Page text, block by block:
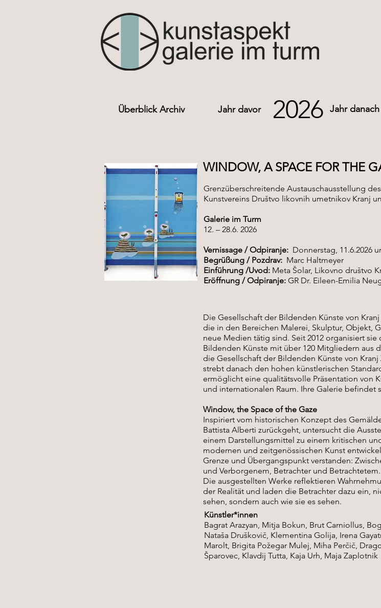
Überblick Archiv Jahr davor 2026 Jahr danach
WINDOW, A SPACE FOR THE
Grenzüberschreitende Austauschausstellung
Kunstvereins Društvo likovnih umetnikov Kranj
Galerie im Turm
12. – 28.6. 2026
Vernissage / Odpiranje:Donnerstag, 11.6.2026
Begrüßung / Pozdrav:Marc Haltmeyer
Einführung /Uvod: Meta Šolar, Likovno društvo
Eröffnung / Odpiranje:GR Dr. Eileen-Emilia
Die Gesellschaft der Bildenden Künste von
die in den Bereichen Malerei, Skulptur, Objekt,
neue Medien tätig sind. Seit 2012 organisiert sie
Bildenden Künste mit über 120 Mitgliedern aus
die Gesellschaft der Bildenden Künste von
strebt danach den hohen künstlerischen
ermöglicht eine qualitätsvolle Präsentation von
und internationalen Raum. Ihre Galerie befindet
Window, the Space of the Gaze
Inspiriert vom historischen Konzept des
Battista Alberti zurückgeht, untersucht die
einem Darstellungsmittel zu einem kritischen
modernen und zeitgenössischen Kunst
Grenze und Übergangspunkt verstanden:
und Verborgenem, Betrachter und Betrachtetem.
Die ausgestellten Werke reflektieren
der Realität und laden die Betrachter dazu ein,
sehen, sondern auch wie sie es sehen.
Künstler*innen
Bagrat Arazyan, Mitja Bokun, Brut Carniollus,
Nataša Druškovič, Klementina Golija, Irena
Marolt, Brigita Požegar Mulej, Miha Perčič,
Šparovec, Klavdij Tutta, Kaja Urh, Maja Zaplotnik